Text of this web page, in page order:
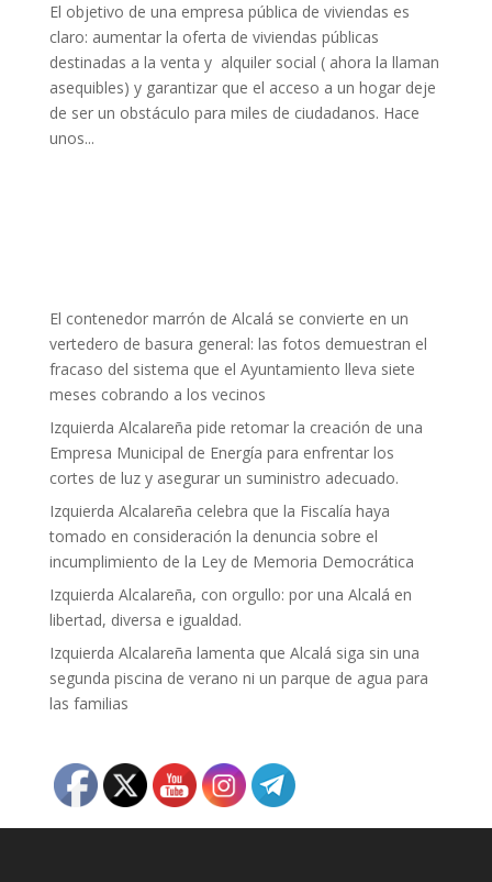
El objetivo de una empresa pública de viviendas es
claro: aumentar la oferta de viviendas públicas
destinadas a la venta y alquiler social ( ahora la llaman
asequibles) y garantizar que el acceso a un hogar deje
de ser un obstáculo para miles de ciudadanos. Hace
unos...
El contenedor marrón de Alcalá se convierte en un
vertedero de basura general: las fotos demuestran el
fracaso del sistema que el Ayuntamiento lleva siete
meses cobrando a los vecinos
Izquierda Alcalareña pide retomar la creación de una
Empresa Municipal de Energía para enfrentar los
cortes de luz y asegurar un suministro adecuado.
Izquierda Alcalareña celebra que la Fiscalía haya
tomado en consideración la denuncia sobre el
incumplimiento de la Ley de Memoria Democrática
Izquierda Alcalareña, con orgullo: por una Alcalá en
libertad, diversa e igualdad.
Izquierda Alcalareña lamenta que Alcalá siga sin una
segunda piscina de verano ni un parque de agua para
las familias